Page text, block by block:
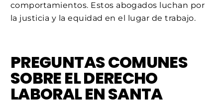
comportamientos. Estos abogados luchan por
la justicia y la equidad en el lugar de trabajo.
PREGUNTAS COMUNES
SOBRE EL DERECHO
LABORAL EN SANTA